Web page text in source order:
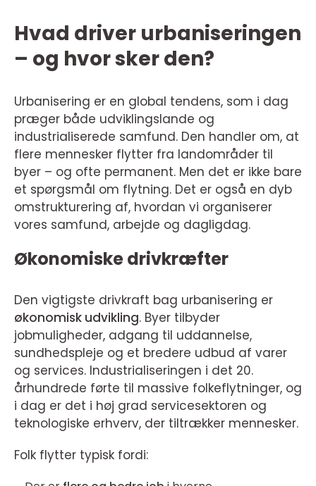
Hvad driver urbaniseringen
– og hvor sker den?
Urbanisering er en global tendens, som i dag
præger både udviklingslande og
industrialiserede samfund. Den handler om, at
flere mennesker flytter fra landområder til
byer – og ofte permanent. Men det er ikke bare
et spørgsmål om flytning. Det er også en dyb
omstrukturering af, hvordan vi organiserer
vores samfund, arbejde og dagligdag.
Økonomiske drivkræfter
Den vigtigste drivkraft bag urbanisering er
økonomisk udvikling. Byer tilbyder
jobmuligheder, adgang til uddannelse,
sundhedspleje og et bredere udbud af varer
og services. Industrialiseringen i det 20.
århundrede førte til massive folkeflytninger, og
i dag er det i høj grad servicesektoren og
teknologiske erhverv, der tiltrækker mennesker.
Folk flytter typisk fordi: